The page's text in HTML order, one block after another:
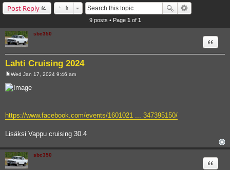
Post Reply
9 posts • Page 1 of 1
sbc350
Lahti Cruising 2024
Quote
o
s
Wed Jan 17, 2024 9:46 am
https://www.facebook.com/events/1601021 ... 347395150/
Lisäksi Vappu cruising 30.4
sbc350
Quote